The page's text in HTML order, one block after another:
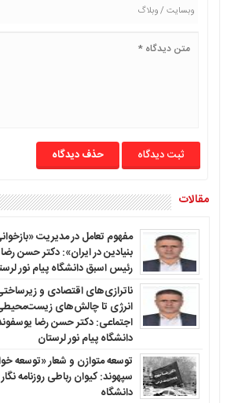
حذف دیدگاه
مقالات
مفهوم تعامل در مدیریت
بنیادین در ایران»: دکتر حسن
رئیس اسبق دانشگاه پیام نور
ناترازی‌های اقتصادی و
انرژی تا چالش‌های
اجتماعی: دکتر حسن رضا
دانشگاه پیام نور لرستان
توسعه متوازن و شعار «توسعه
سپهوند: کیوان رباطی روزنامه
دانشگاه